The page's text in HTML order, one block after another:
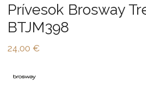
Prívesok Brosway
BTJM398
24,00 €